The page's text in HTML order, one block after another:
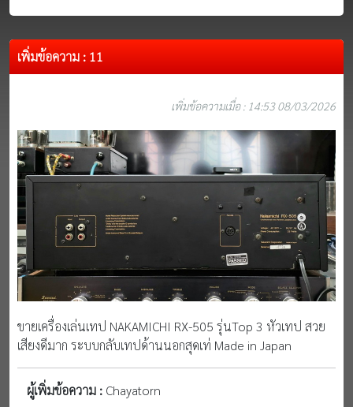
เพิ่มข้อความ : 11
เพิ่มข้อความเมื่อ : 14:53 08/03/2026
ขายเครื่องเล่นเทป NAKAMICHI RX-505 รุ่นTop 3 หัวเทป สวย
เสียงดีมาก ระบบกลับเทปด้านนอกสุดเท่ Made in Japan
ผู้เพิ่มข้อความ : Chayatorn